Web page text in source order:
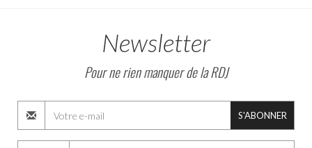
Newsletter
Pour ne rien manquer de la RDJ
S'ABONNER